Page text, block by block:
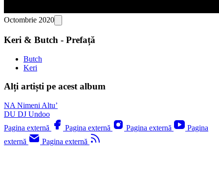
Octombrie 2020
Keri & Butch - Prefață
Butch
Keri
Alți artiști pe acest album
NA Nimeni Altu’
DU DJ Undoo
Pagina externă
Pagina externă Pagina externă
Pagina
externă
Pagina externă